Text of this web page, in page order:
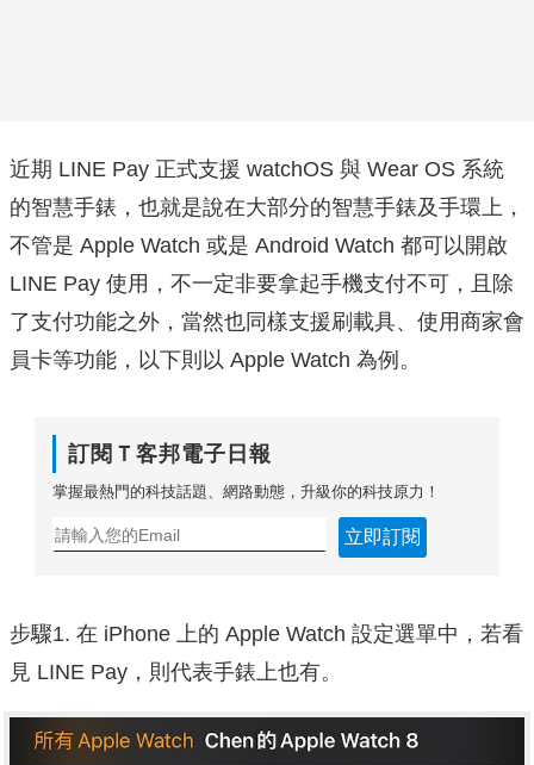
近期 LINE Pay 正式支援 watchOS 與 Wear OS 系統
的智慧手錶，也就是說在大部分的智慧手錶及手環上，
不管是 Apple Watch 或是 Android Watch 都可以開啟
LINE Pay 使用，不一定非要拿起手機支付不可，且除
了支付功能之外，當然也同樣支援刷載具、使用商家會
員卡等功能，以下則以 Apple Watch 為例。
訂閱Ｔ客邦電子日報
掌握最熱門的科技話題、網路動態，升級你的科技原力！
立即訂閱
步驟1. 在 iPhone 上的 Apple Watch 設定選單中，若看
見 LINE Pay，則代表手錶上也有。